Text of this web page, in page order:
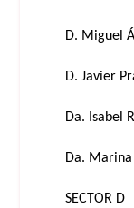
D. Miguel
D. Javier
Da. Isabel
Da.
SECTOR D